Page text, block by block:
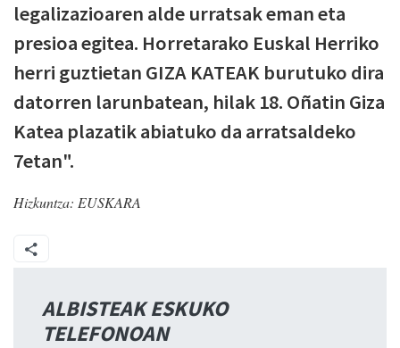
legalizazioaren alde urratsak eman eta
presioa egitea. Horretarako Euskal Herriko
herri guztietan GIZA KATEAK burutuko dira
datorren larunbatean, hilak 18. Oñatin Giza
Katea plazatik abiatuko da arratsaldeko
7etan".
Hizkuntza: EUSKARA
ALBISTEAK ESKUKO
TELEFONOAN